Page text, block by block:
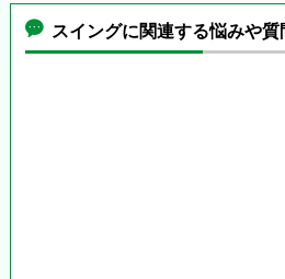
スイングに関連する悩みや質